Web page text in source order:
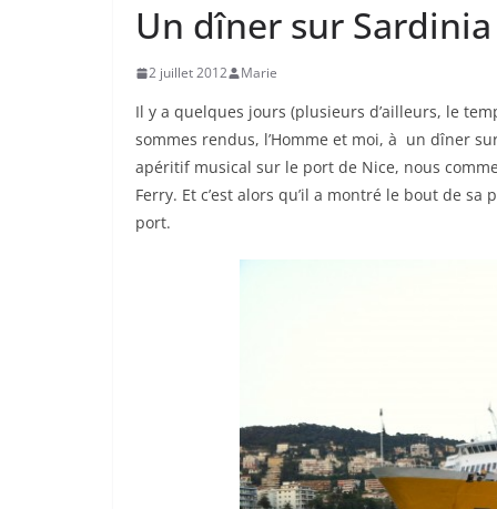
Un dîner sur
2 juillet 2012 Marie
Il y a quelques jours (plusieurs d’ailleurs, le
sommes rendus, l’Homme et moi, à un dîner
apéritif musical sur le port de Nice, nous
Ferry. Et c’est alors qu’il a montré le bout de
port.